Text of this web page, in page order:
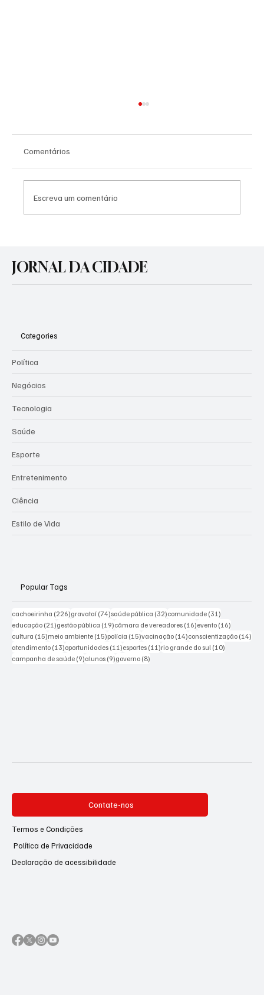
contra a mulher
Comentários
Escreva um comentário
JORNAL DA CIDADE
Categories
Política
Negócios
Tecnologia
Saúde
Esporte
Entretenimento
Ciência
Estilo de Vida
Popular Tags
cachoeirinha (226)226 posts
gravataí (74)74 posts
saúde pública (32)32 posts
comunidade (31)
educação (21)21 posts
gestão pública (19)19 posts
câmara de vereadores (16)16 posts
evento (16)
cultura (15)15 posts
meio ambiente (15)15 posts
polícia (15)15 posts
vacinação (14)14 posts
conscientização (14)
atendimento (13)13 posts
oportunidades (11)11 posts
esportes (11)11 posts
rio grande do sul (10)
campanha de saúde (9)9 posts
alunos (9)9 posts
governo (8)
Contate-nos
Termos e Condições
Política de Privacidade
Declaração de acessibilidade